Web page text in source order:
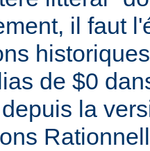
il faut
de $0
la